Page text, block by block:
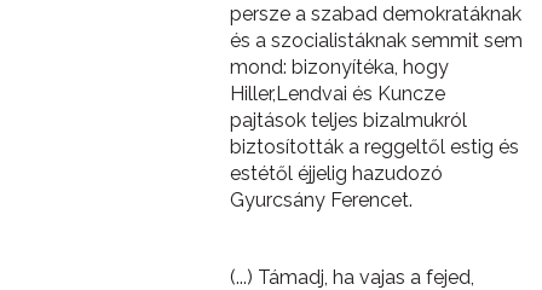
persze a szabad demokratáknak
és a szocialistáknak semmit sem
mond: bizonyítéka, hogy
Hiller,Lendvai és Kuncze
pajtások teljes bizalmukról
biztosították a reggeltől estig és
estétől éjjelig hazudozó
Gyurcsány Ferencet.
(...) Támadj, ha vajas a fejed,